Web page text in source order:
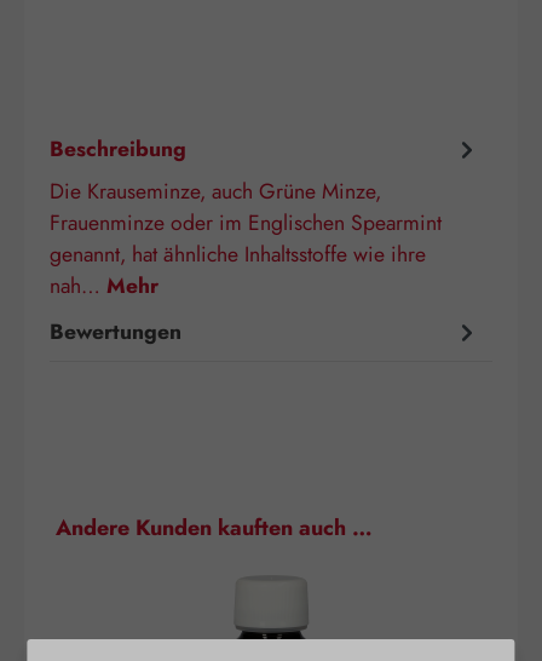
Beschreibung
Die Krauseminze, auch Grüne Minze,
Frauenminze oder im Englischen Spearmint
genannt, hat ähnliche Inhaltsstoffe wie ihre
nah… Mehr
Bewertungen
Produktgalerie überspringen
Andere Kunden kauften auch …